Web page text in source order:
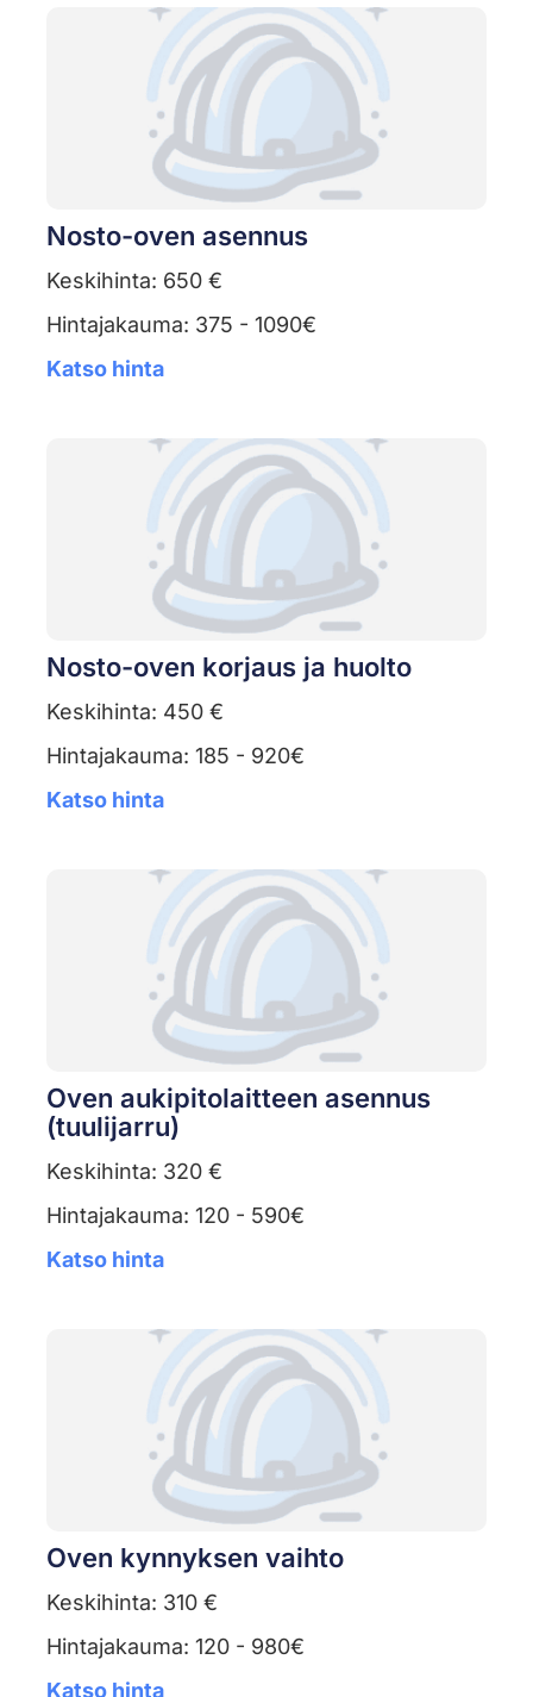
Nosto-oven asennus
Keskihinta: 650 €
Hintajakauma: 375 - 1090€
Katso hinta
Nosto-oven korjaus ja huolto
Keskihinta: 450 €
Hintajakauma: 185 - 920€
Katso hinta
Oven aukipitolaitteen asennus
(tuulijarru)
Keskihinta: 320 €
Hintajakauma: 120 - 590€
Katso hinta
Oven kynnyksen vaihto
Keskihinta: 310 €
Hintajakauma: 120 - 980€
Katso hinta